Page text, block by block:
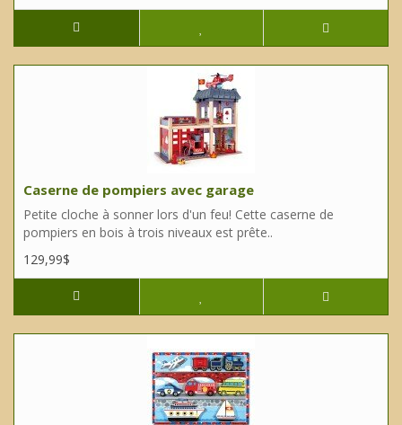
Caserne de pompiers avec garage
Petite cloche à sonner lors d'un feu! Cette caserne de
pompiers en bois à trois niveaux est prête..
129,99$